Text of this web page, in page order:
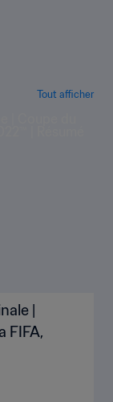
Tout afficher
|
FIFA,